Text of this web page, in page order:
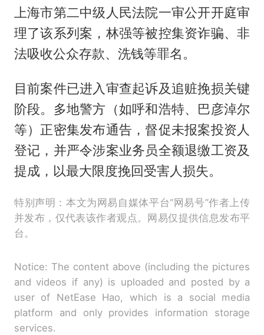
上海市第二中级人民法院一审公开开庭审
理了该系列案，林强等被控集资诈骗、非
法吸收公众存款、洗钱等罪名。
目前案件已进入审查起诉及追赃挽损关键
阶段。多地警方（如呼和浩特、巴彦淖尔
等）正密集发布通告，督促未报案投资人
登记，并严令涉案业务员全额退缴工资及
提成，以最大限度挽回受害人损失。
特别声明：本文为网易自媒体平台“网易号”作者上传
并发布，仅代表该作者观点。网易仅提供信息发布平
台。
Notice: The content above (including the pictures
and videos if any) is uploaded and posted by a
user of NetEase Hao, which is a social media
platform and only provides information storage
services.